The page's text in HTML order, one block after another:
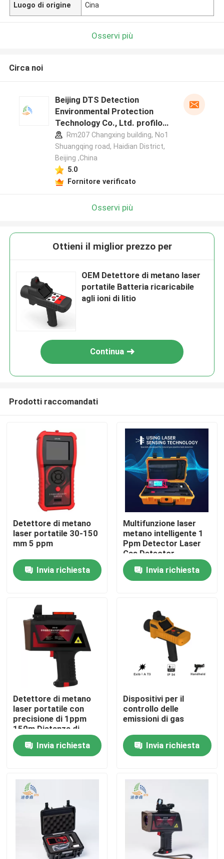
Casa
Video
Fatory Tour
Controllo di qualità
Contattaci
Richiedere un preventivo
Metro livellato del radar
Sensore livellato del radar
Luogo di origine Cina
Osservi più
Circa noi
Beijing DTS Detection
Environmental Protection
Technology Co., Ltd. profilo
del produttore
Rm207 Changxing building, No1
Shuangqing road, Haidian District,
Beijing ,China
5.0
Fornitore verificato
Osservi più
Ottieni il miglior prezzo per
OEM Detettore di metano laser
portatile Batteria ricaricabile
agli ioni di litio
Continua
Prodotti raccomandati
Detettore di metano
laser portatile 30-150
mm 5 ppm
Invia richiesta
Multifunzione laser
metano intelligente 1
Ppm Detector Laser
Gas Detector
Invia richiesta
Detettore di metano
laser portatile con
precisione di 1ppm
150m Distanza di
rilevamento Ip66
Invia richiesta
Dispositivi per il
controllo delle
emissioni di gas
Invia richiesta